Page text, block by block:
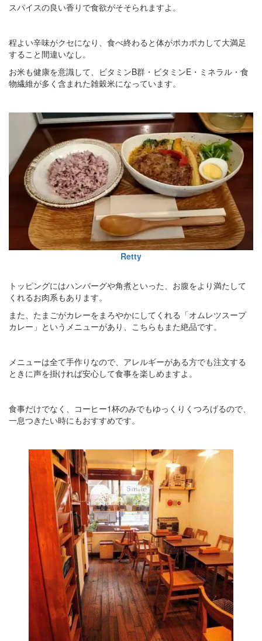
スパイスの良い香りで食欲がそそられますよ。
程よい辛味がクセになり、食べ終わると体がポカポカして大満足
すること間違いなし。
お米も健康を意識して、ビタミンB群・ビタミンE・ミネラル・食
物繊維が多く含まれた雑穀米になっています。
Retty
トッピングにはハンバーグや角煮といった、お腹をより満たして
くれるお肉系もあります。
また、たまごがカレーをまろやかにしてくれる「オムレツスープ
カレー」というメニューがあり、こちらもまた絶品です。
メニューは全て手作りなので、アレルギーがある方でも注文する
ときに声を掛ければ安心して食事を楽しめますよ。
食事だけでなく、コーヒー1杯のみでもゆっくりくつろげるので、
一息つきたい時にもおすすめです。